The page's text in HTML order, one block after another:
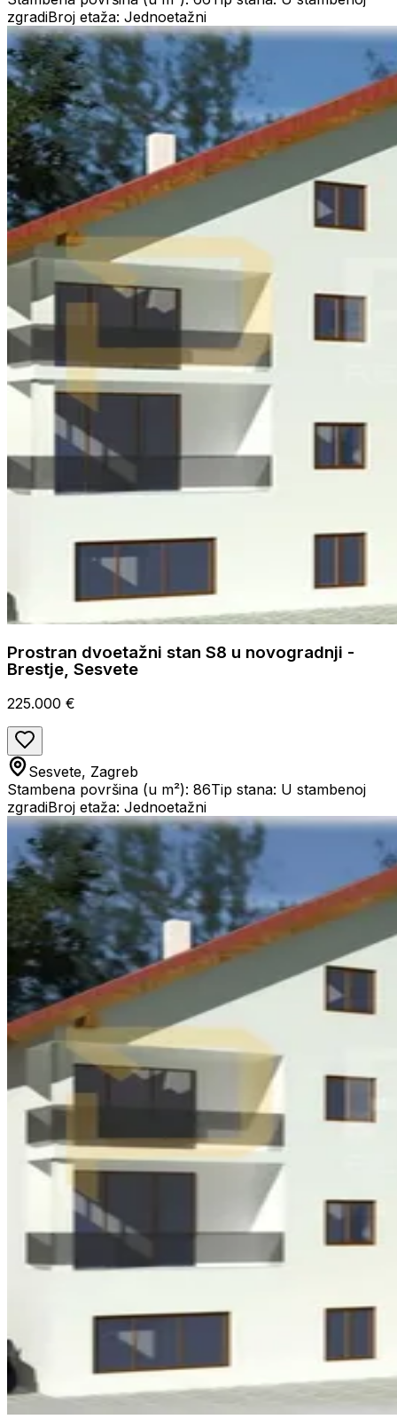
zgradiBroj etaža: Jednoetažni
Prostran dvoetažni stan S8 u novogradnji -
Brestje, Sesvete
225.000 €
Sesvete, Zagreb
Stambena površina (u m²): 86Tip stana: U stambenoj
zgradiBroj etaža: Jednoetažni